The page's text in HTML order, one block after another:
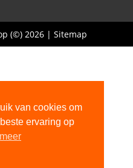
(©) 2026 | Sitemap
van cookies om
ervaring op